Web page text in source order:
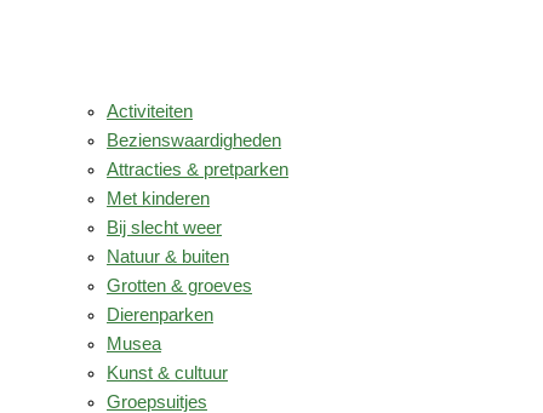
Activiteiten
Bezienswaardigheden
Attracties & pretparken
Met kinderen
Bij slecht weer
Natuur & buiten
Grotten & groeves
Dierenparken
Musea
Kunst & cultuur
Groepsuitjes